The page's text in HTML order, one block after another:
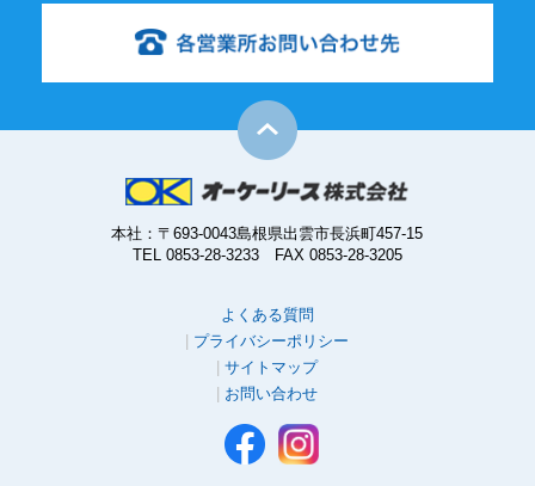
本社：〒693-0043島根県出雲市長浜町457-15
TEL 0853-28-3233 FAX 0853-28-3205
よくある質問
プライバシーポリシー
サイトマップ
お問い合わせ